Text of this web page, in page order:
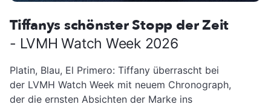
Tiffanys schönster Stopp der Zeit
- LVMH Watch Week 2026
Platin, Blau, El Primero: Tiffany überrascht bei
der LVMH Watch Week mit neuem Chronograph,
der die ernsten Absichten der Marke ins